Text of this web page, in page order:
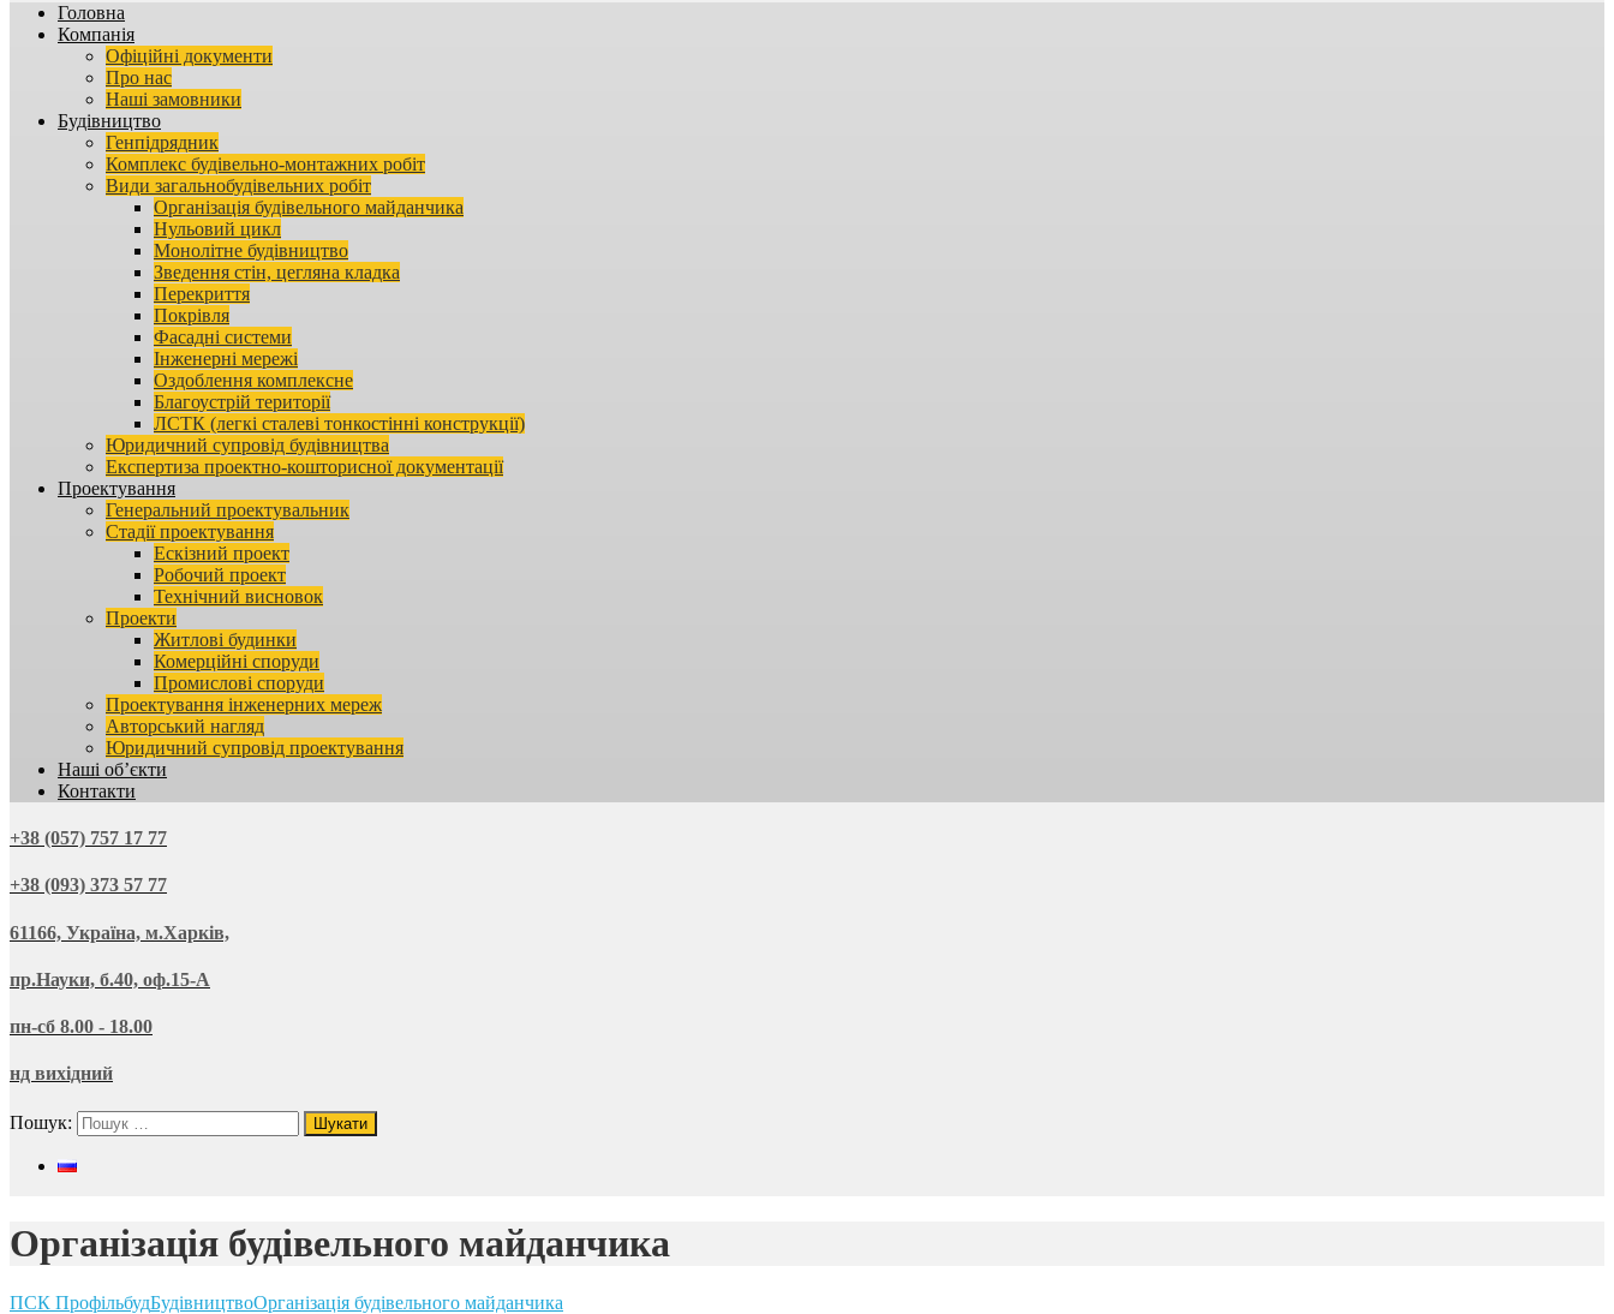
Головна
Компанія
Офіційні документи
Про нас
Наші замовники
Будівництво
Генпідрядник
Комплекс будівельно-монтажних робіт
Види загальнобудівельних робіт
Організація будівельного майданчика
Нульовий цикл
Монолітне будівництво
Зведення стін, цегляна кладка
Перекриття
Покрівля
Фасадні системи
Інженерні мережі
Оздоблення комплексне
Благоустрій території
ЛСТК (легкі сталеві тонкостінні конструкції)
Юридичний супровід будівництва
Експертиза проектно-кошторисної документації
Проектування
Генеральний проектувальник
Стадії проектування
Ескізний проект
Робочий проект
Технічний висновок
Проекти
Житлові будинки
Комерційні споруди
Промислові споруди
Проектування інженерних мереж
Авторський нагляд
Юридичний супровід проектування
Наші об’єкти
Контакти
+38 (057) 757 17 77
+38 (093) 373 57 77
61166, Україна, м.Харків,
пр.Науки, б.40, оф.15-А
пн-сб 8.00 - 18.00
нд вихідний
Пошук:
Організація будівельного майданчика
ПСК ПрофільбудБудівництвоОрганізація будівельного майданчика